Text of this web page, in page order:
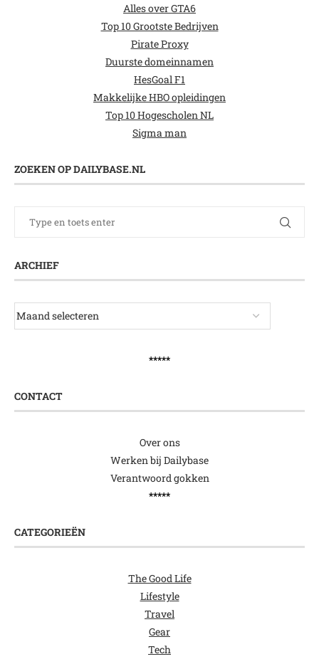
Alles over GTA6
Top 10 Grootste Bedrijven
Pirate Proxy
Duurste domeinnamen
HesGoal F1
Makkelijke HBO opleidingen
Top 10 Hogescholen NL
Sigma man
ZOEKEN OP DAILYBASE.NL
ARCHIEF
*****
CONTACT
Over ons
Werken bij Dailybase
Verantwoord gokken
*****
CATEGORIEËN
The Good Life
Lifestyle
Travel
Gear
Tech